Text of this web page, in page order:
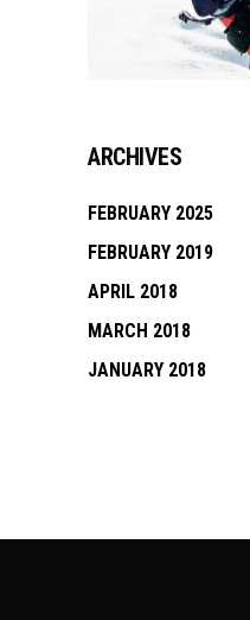
ARCHIVES
FEBRUARY 2025
FEBRUARY 2019
APRIL 2018
MARCH 2018
JANUARY 2018